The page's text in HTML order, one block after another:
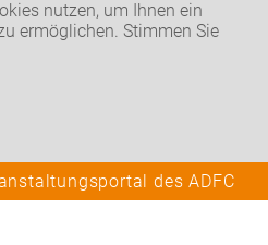
nutzen, um Ihnen ein
ermöglichen. Stimmen Sie
des ADFC